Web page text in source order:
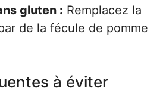
gluten : Remplacez la
de la fécule de pomme
à éviter